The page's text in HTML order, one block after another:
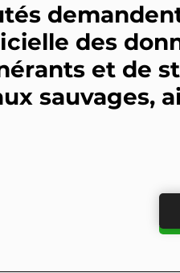
des
et de
sauvages,